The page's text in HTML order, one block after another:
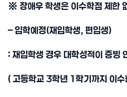
※ 장애우 학생은 이수학점 제한
– 입학예정(재입학생, 편입생)
: 재입학생 경우 대학성적이 증빙
( 고등학교 3학년 1학기까지 이